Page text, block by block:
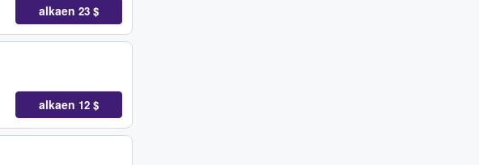
alkaen 23 $
alkaen 12 $